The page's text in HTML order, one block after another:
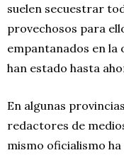
suelen secuestrar
provechosos para
empantanados en la
han estado hasta
En algunas
redactores de
mismo oficialismo